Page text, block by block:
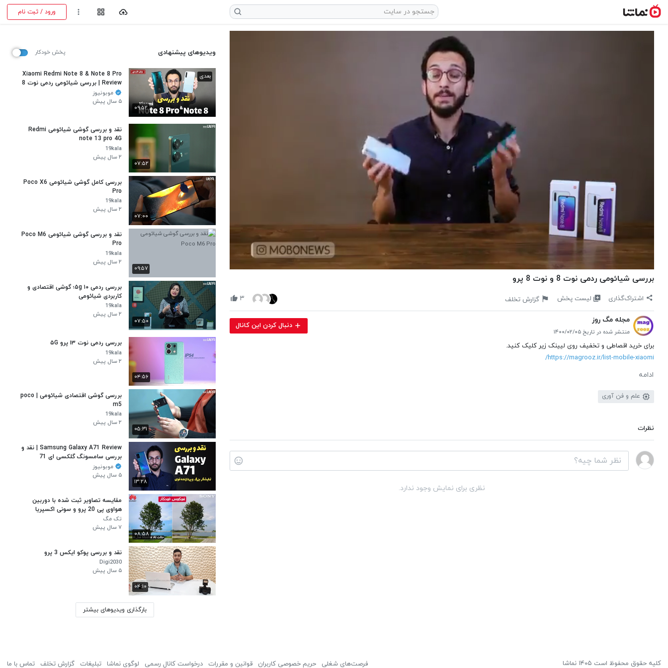
ورود / ثبت نام
بررسی شیائومی ردمی نوت 8 و نوت 8 پرو
اشتراک‌گذاری لیست پخش گزارش تخلف ۳
مجله مگ روز
منتشر شده در تاریخ ۱۴۰۰/۰۲/۰۵
دنبال کردن این کانال
برای خرید اقصاطی و تخفیف روی لیینک زیر کلیک کنید.
https://magrooz.ir/list-mobile-xiaomi/
ادامه
علم و فن آوری
نظرات
نظری برای نمایش وجود ندارد.
ویدیوهای پیشنهادی پخش خودکار
۰۹:۵۲
بعدی
Xiaomi Redmi Note 8 & Note 8 Pro
Review | بررسی شیائومی ردمی نوت 8
و نوت 8 پروموبونیوز
۵ سال پیش
۰۷:۵۲
نقد و بررسی گوشی شیائومی Redmi
note 13 pro 4G
19kala
۲ سال پیش
۰۷:۰۰
بررسی کامل گوشی شیائومی Poco X6
Pro
19kala
۲ سال پیش
۰۹:۵۷
نقد و بررسی گوشی شیائومی Poco M6
Pro
19kala
۲ سال پیش
۰۷:۵۰
بررسی ردمی ۱۰ ۵g؛ گوشی اقتصادی و
کاربردی شیائومی
19kala
۲ سال پیش
۰۴:۵۶
بررسی ردمی نوت ۱۳ پرو ۵G
19kala
۲ سال پیش
۰۵:۳۱
بررسی گوشی اقتصادی شیائومی | poco
m5
19kala
۲ سال پیش
۱۳:۲۸
Samsung Galaxy A71 Review | نقد و
بررسی سامسونگ گلکسی ای 71
موبونیوز
۵ سال پیش
۰۸:۵۸
مقایسه تصاویر ثبت شده با دوربین
هواوی پی 20 پرو و سونی اکسپریا
ایکس زد 2
تک مگ
۷ سال پیش
۰۴:۱۰
نقد و بررسی پوکو ایکس 3 پرو
Digi2030
۵ سال پیش
بارگذاری ویدیوهای بیشتر
کلیه حقوق محفوظ است ۱۴۰۵ نماشا فرصت‌های شغلی حریم خصوصی کاربران قوانین و مقررات درخواست کانال رسمی لوگوی نماشا تبلیغات گزارش تخلف تماس با ما